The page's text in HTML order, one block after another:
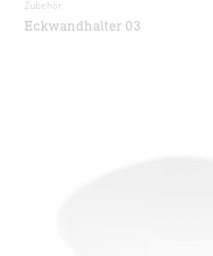
Zubehör
Eckwandhalter 03